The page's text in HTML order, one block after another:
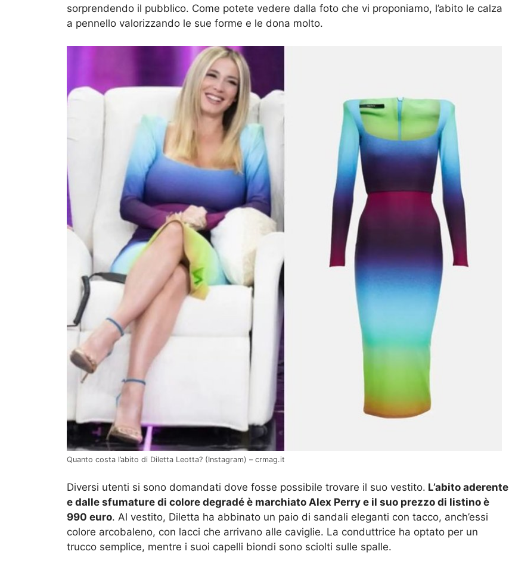
sorprendendo il pubblico. Come potete vedere dalla foto che vi proponiamo, l’abito le calza
a pennello valorizzando le sue forme e le dona molto.
Quanto costa l’abito di Diletta Leotta? (Instagram) – crmag.it
Diversi utenti si sono domandati dove fosse possibile trovare il suo vestito. L’abito aderente
e dalle sfumature di colore degradé è marchiato Alex Perry e il suo prezzo di listino è
990 euro. Al vestito, Diletta ha abbinato un paio di sandali eleganti con tacco, anch’essi
colore arcobaleno, con lacci che arrivano alle caviglie. La conduttrice ha optato per un
trucco semplice, mentre i suoi capelli biondi sono sciolti sulle spalle.